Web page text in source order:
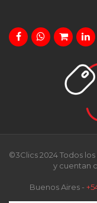
©3Clics 2024 Todos
y cuentan
Buenos Aires -